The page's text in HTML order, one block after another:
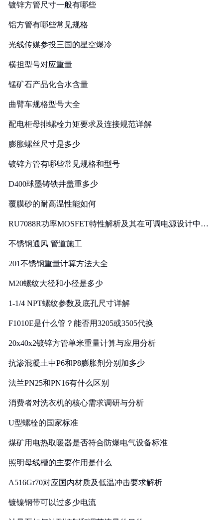
镀锌方管尺寸一般有哪些
铝方管有哪些常见规格
光线传媒参投三国的星空爆冷
横担型号对应重量
锰矿石产品化合水含量
曲臂车规格型号大全
配电柜母排螺栓力矩要求及连接规范详解
膨胀螺丝尺寸是多少
镀锌方管有哪些常见规格和型号
D400球墨铸铁井盖重多少
覆膜砂的耐高温性能如何
RU7088R功率MOSFET特性解析及其在可调电源设计中的
不锈钢通风 管道施工
201不锈钢重量计算方法大全
M20螺纹大径和小径是多少
1-1/4 NPT螺纹参数及底孔尺寸详解
F1010E是什么管？能否用3205或3505代换
20x40x2镀锌方管单米重量计算与应用分析
抗渗混凝土中P6和P8膨胀剂分别加多少
法兰PN25和PN16有什么区别
消费者对洗衣机的核心需求调研与分析
U型螺栓的国家标准
煤矿用电热取暖器是否符合防爆电气设备标准
照明母线槽的主要作用是什么
A516Gr70对应国内材质及低温冲击要求解析
镀镍钢带可以过多少电流